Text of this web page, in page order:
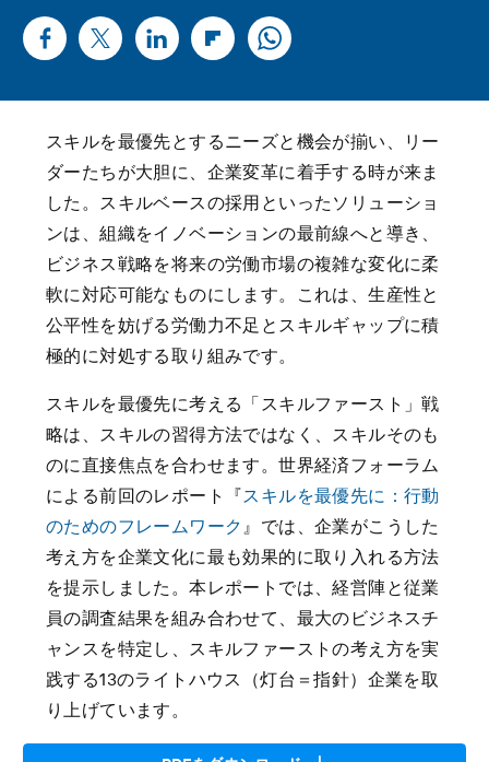
スキルを最優先とするニーズと機会が揃い、リー
ダーたちが大胆に、企業変革に着手する時が来ま
した。スキルベースの採用といったソリューショ
ンは、組織をイノベーションの最前線へと導き、
ビジネス戦略を将来の労働市場の複雑な変化に柔
軟に対応可能なものにします。これは、生産性と
公平性を妨げる労働力不足とスキルギャップに積
極的に対処する取り組みです。
スキルを最優先に考える「スキルファースト」戦
略は、スキルの習得方法ではなく、スキルそのも
のに直接焦点を合わせます。世界経済フォーラム
による前回のレポート『スキルを最優先に：行動
のためのフレームワーク 』では、企業がこうした
考え方を企業文化に最も効果的に取り入れる方法
を提示しました。本レポートでは、経営陣と従業
員の調査結果を組み合わせて、最大のビジネスチ
ャンスを特定し、スキルファーストの考え方を実
践する13のライトハウス（灯台＝指針）企業を取
り上げています。